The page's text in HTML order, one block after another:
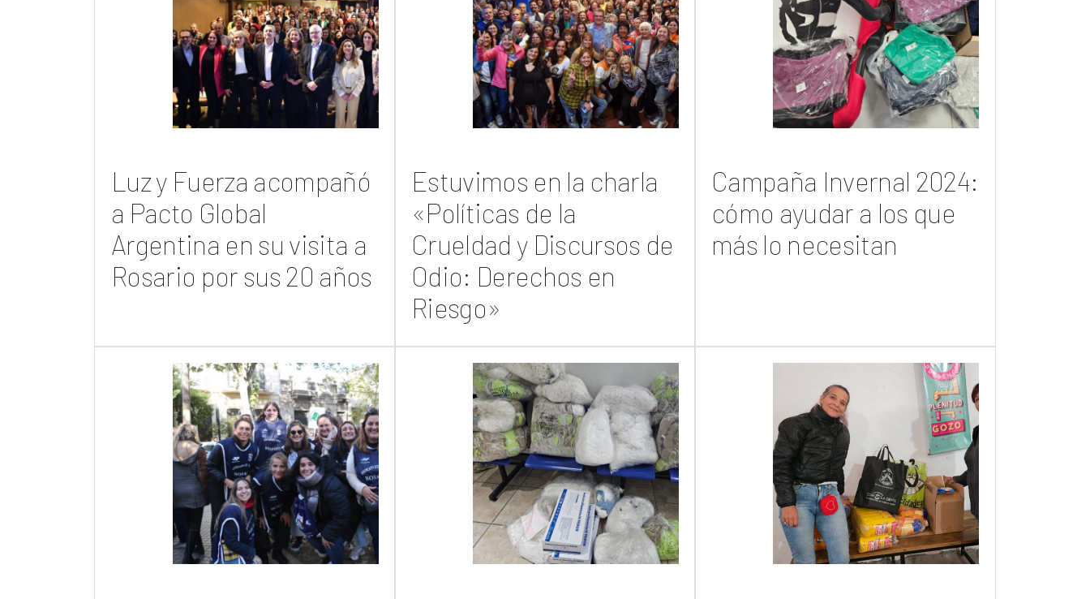
Luz y Fuerza acompañó
a Pacto Global
Argentina en su visita a
Rosario por sus 20 años
Estuvimos en la charla
«Políticas de la
Crueldad y Discursos de
Odio: Derechos en
Riesgo»
Campaña Invernal 2024:
cómo ayudar a los que
más lo necesitan